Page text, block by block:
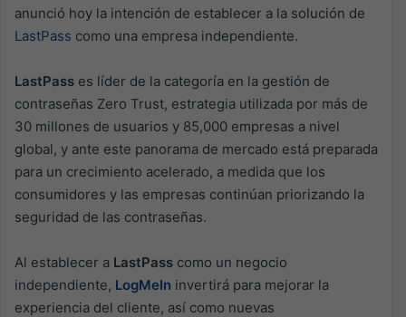
anunció hoy la intención de establecer a la solución de
LastPass como una empresa independiente.
LastPass es líder de la categoría en la gestión de
contraseñas Zero Trust, estrategia utilizada por más de
30 millones de usuarios y 85,000 empresas a nivel
global, y ante este panorama de mercado está preparada
para un crecimiento acelerado, a medida que los
consumidores y las empresas continúan priorizando la
seguridad de las contraseñas.
Al establecer a LastPass como un negocio
independiente, LogMeIn invertirá para mejorar la
experiencia del cliente, así como nuevas